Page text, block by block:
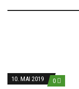
10. MAI 2019 0